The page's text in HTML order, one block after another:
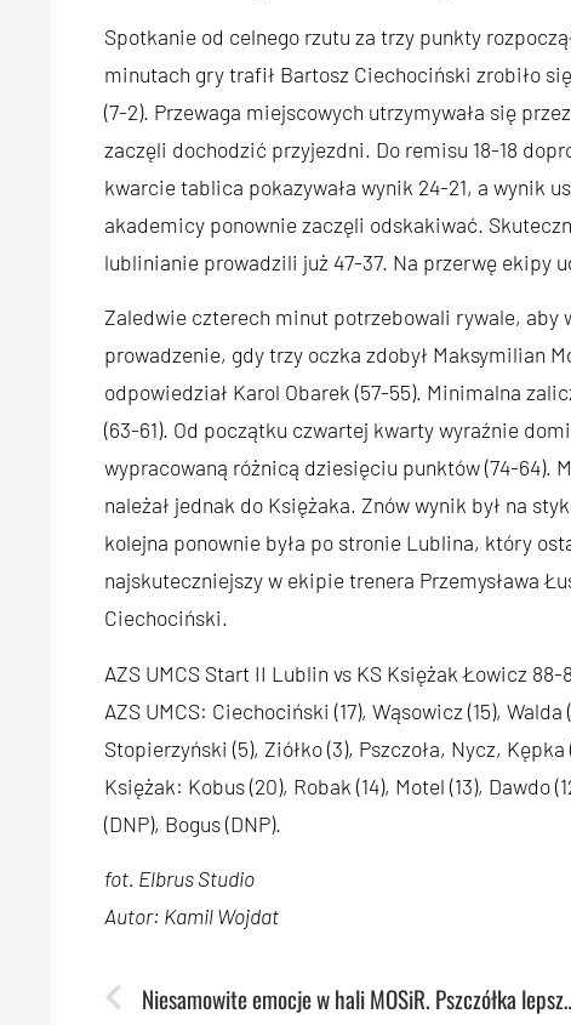
Spotkanie od celnego rzutu za trzy punkty
minutach gry trafił Bartosz Ciechociński zrobiło
(7-2). Przewaga miejscowych utrzymywała się
zaczęli dochodzić przyjezdni. Do remisu 18-18
kwarcie tablica pokazywała wynik 24-21, a wynik
akademicy ponownie zaczęli odskakiwać.
lublinianie prowadzili już 47-37. Na przerwę ekipy
Zaledwie czterech minut potrzebowali rywale, aby
prowadzenie, gdy trzy oczka zdobył Maksymilian
odpowiedział Karol Obarek (57-55). Minimalna
(63-61). Od początku czwartej kwarty wyraźnie
wypracowaną różnicą dziesięciu punktów (74-64).
należał jednak do Księżaka. Znów wynik był na
kolejna ponownie była po stronie Lublina, który
najskuteczniejszy w ekipie trenera Przemysława
Ciechociński.
AZS UMCS Start II Lublin vs KS Księżak Łowicz 88-
AZS UMCS: Ciechociński (17), Wąsowicz (15),
Stopierzyński (5), Ziółko (3), Pszczoła, Nycz, Kępka
Księżak: Kobus (20), Robak (14), Motel (13), Dawdo
(DNP), Bogus (DNP).
fot. Elbrus Studio
Autor: Kamil Wojdat
Niesamowite emocje w